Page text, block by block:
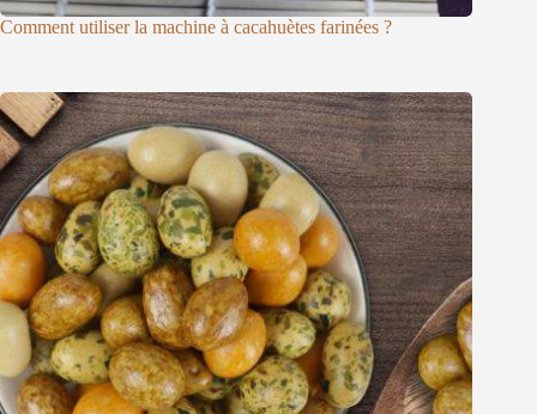
Comment utiliser la machine à cacahuètes farinées ?